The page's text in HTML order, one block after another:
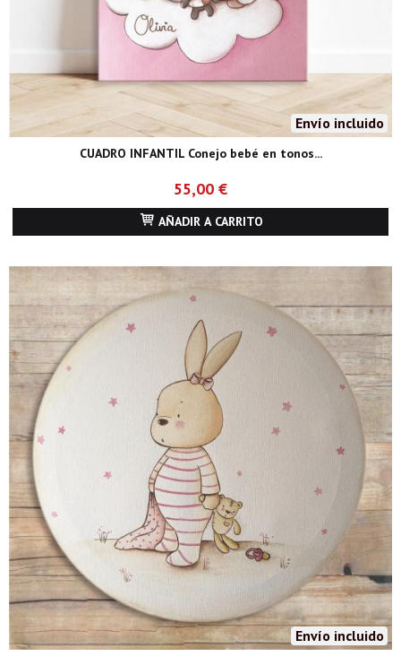
Envío incluido
CUADRO INFANTIL Conejo bebé en tonos...
55,00 €
AÑADIR A CARRITO
Envío incluido